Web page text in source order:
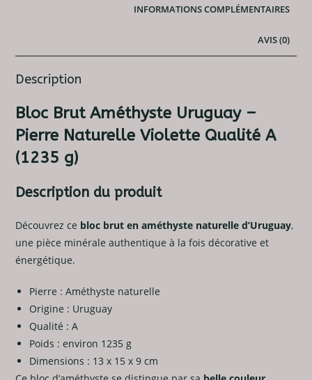
INFORMATIONS COMPLÉMENTAIRES
AVIS (0)
Description
Bloc Brut Améthyste Uruguay –
Pierre Naturelle Violette Qualité A
(1235 g)
Description du produit
Découvrez ce bloc brut en améthyste naturelle d’Uruguay,
une pièce minérale authentique à la fois décorative et
énergétique.
Pierre : Améthyste naturelle
Origine : Uruguay
Qualité : A
Poids : environ 1235 g
Dimensions : 13 x 15 x 9 cm